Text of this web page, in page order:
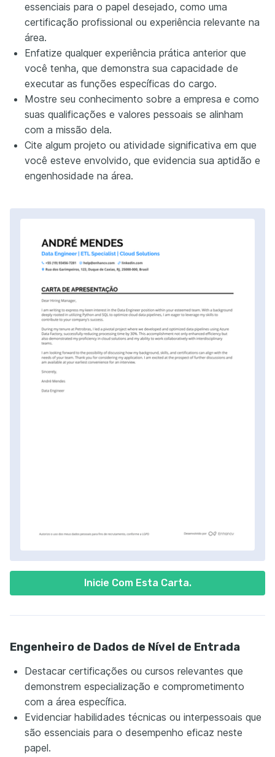
Inicie Com Esta Carta.
essenciais para o papel desejado, como uma
certificação profissional ou experiência relevante na
área.
Enfatize qualquer experiência prática anterior que
você tenha, que demonstra sua capacidade de
executar as funções específicas do cargo.
Mostre seu conhecimento sobre a empresa e como
suas qualificações e valores pessoais se alinham
com a missão dela.
Cite algum projeto ou atividade significativa em que
você esteve envolvido, que evidencia sua aptidão e
engenhosidade na área.
Engenheiro de Dados de Nível de Entrada
Destacar certificações ou cursos relevantes que
demonstrem especialização e comprometimento
com a área específica.
Evidenciar habilidades técnicas ou interpessoais que
são essenciais para o desempenho eficaz neste
papel.